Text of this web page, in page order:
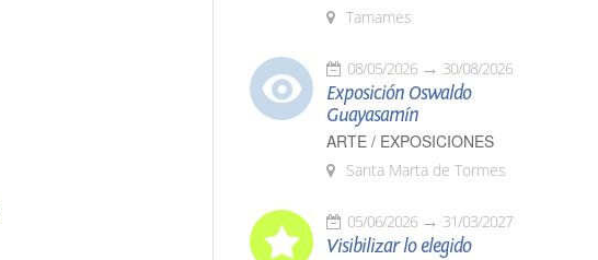
Tamames
08/05/2026 30/08/2026
Exposición Oswaldo
Guayasamín
ARTE / EXPOSICIONES
Santa Marta de Tormes
05/06/2026 31/03/2027
Visibilizar lo elegido